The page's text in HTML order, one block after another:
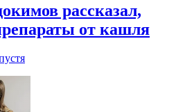
рассказал,
от кашля